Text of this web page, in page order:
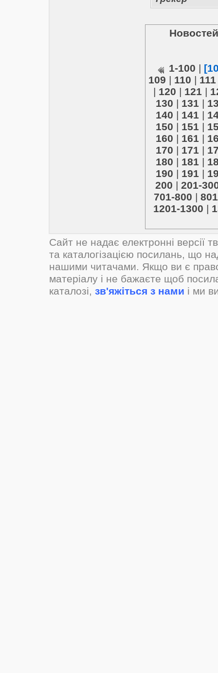
1-100 |
109 | 110 | 111
| 120 | 121 |
130 | 131 |
140 | 141 |
150 | 151 |
160 | 161 |
170 | 171 |
180 | 181 |
190 | 191 |
200 | 201-
701-800 |
1201-1300 |
Сайт не надає електронні версії
та каталогізацією посилань, що
нашими читачами. Якщо ви є
матеріалу і не бажаєте щоб
каталозі, зв'яжіться з нами і ми